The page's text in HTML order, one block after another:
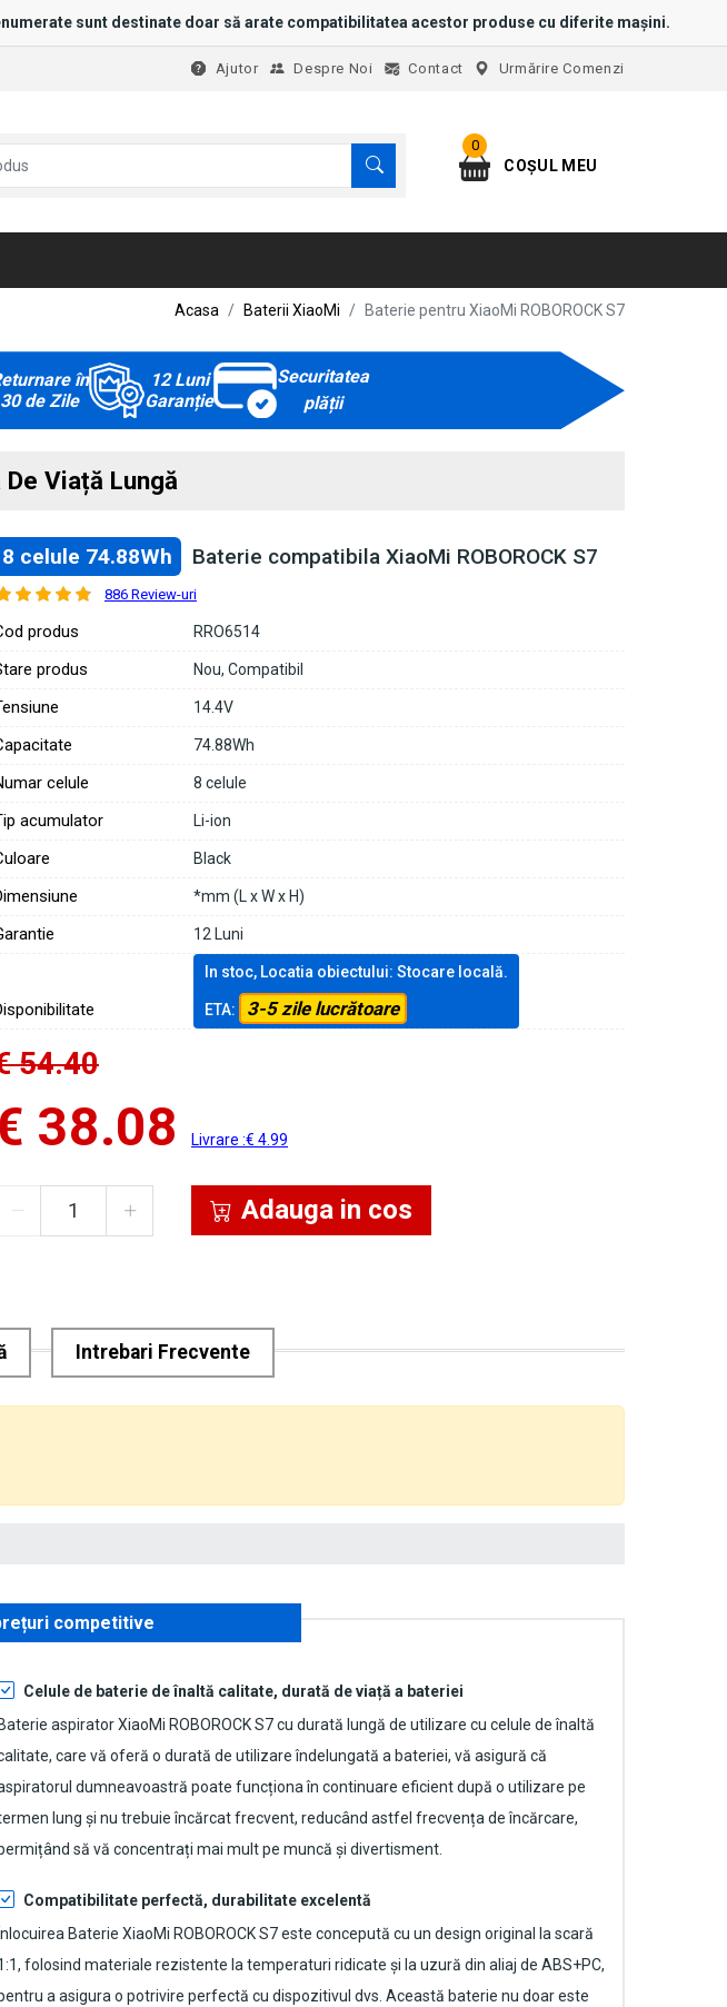
sunt destinate doar să arate compatibilitatea acestor produse cu diferite mașini.
Urmărire Comenzi
Contact
Despre Noi
Ajutor
0
COȘUL MEU
Acasa Baterii XiaoMi Baterie pentru XiaoMi ROBOROCK S7
în
30 de Zile
12 Luni
Garanție
Securitatea
plății
Viață Lungă
8 celule 74.88Wh Baterie compatibila XiaoMi ROBOROCK S7
886 Review-uri
produs RRO6514
produs Nou, Compatibil
14.4V
74.88Wh
celule 8 celule
acumulator Li-ion
Black
*mm (L x W x H)
12 Luni
In stoc, Locatia obiectului: Stocare locală.
ETA: 3-5 zile lucrătoare
54.40
38.08 Livrare :€ 4.99
Adauga in cos
Intrebari Frecvente
competitive
Celule de baterie de înaltă calitate, durată de viață a bateriei
Baterie aspirator XiaoMi ROBOROCK S7cu durată lungă de utilizare cu celule de înaltă
care vă oferă o durată de utilizare îndelungată a bateriei, vă asigură că
dumneavoastră poate funcționa în continuare eficient după o utilizare pe
lung și nu trebuie încărcat frecvent, reducând astfel frecvența de încărcare,
să vă concentrați mai mult pe muncă și divertisment.
Compatibilitate perfectă, durabilitate excelentă
Înlocuirea Baterie XiaoMi ROBOROCK S7este concepută cu un design original la scară
folosind materiale rezistente la temperaturi ridicate și la uzură din aliaj de ABS+PC,
a asigura o potrivire perfectă cu dispozitivul dvs. Această baterie nu doar este